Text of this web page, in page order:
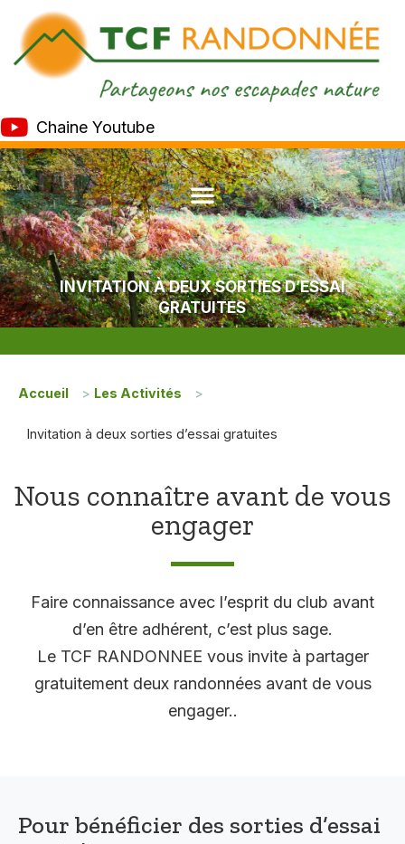
Chaine Youtube
INVITATION À DEUX SORTIES D’ESSAI
GRATUITES
Accueil > Les Activités >
Invitation à deux sorties d’essai gratuites
Nous connaître avant de vous
engager
Faire connaissance avec l’esprit du club avant
d’en être adhérent, c’est plus sage.
Le TCF RANDONNEE vous invite à partager
gratuitement deux randonnées avant de vous
engager..
Pour bénéficier des sorties d’essai